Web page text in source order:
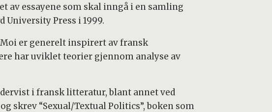
essayene som skal inngå i en samling
University Press i 1999.
er generelt inspirert av fransk
har uviklet teorier gjennom analyse av
i fransk litteratur, blant annet ved
skrev “Sexual/Textual Politics”, boken som